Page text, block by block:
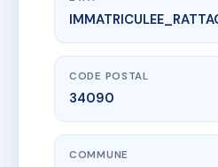
www.vme.plus/
81 RUE DU FAUBOURG
81 r du faubourg boutonnet
CODE POSTAL
34090
COMMUNE